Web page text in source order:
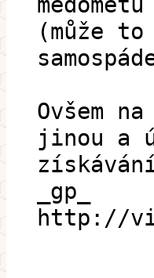
(může
Ovšem
jinou a
_gp_
http://